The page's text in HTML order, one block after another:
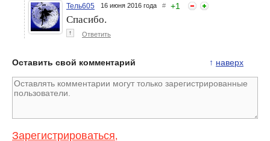
Тель605 16 июня 2016 года # +1
Спасибо.
↑ Ответить
↑ наверх
Оставить свой комментарий
Зарегистрироваться,